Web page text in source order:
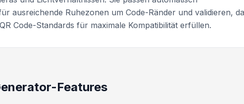
ausreichende Ruhezonen um Code-Ränder und validieren,
Code-Standards für maximale Kompatibilität erfüllen.
Features